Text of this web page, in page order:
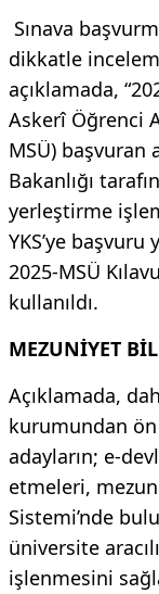
Sınava
dikkatle
açıklamada,
Askerî Öğrenci
MSÜ) başvuran
Bakanlığı
yerleştirme
YKS’ye başvuru
2025-MSÜ
kullanıldı.
MEZUNİYET
Açıklamada,
kurumundan
adayların; e-
etmeleri,
Sistemi’nde
üniversite
işlenmesini